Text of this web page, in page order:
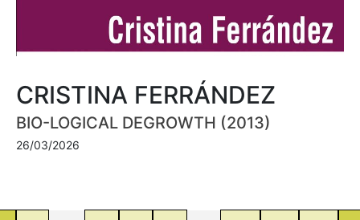
CRISTINA FERRÁNDEZ
BIO-LOGICAL DEGROWTH (2013)
26/03/2026